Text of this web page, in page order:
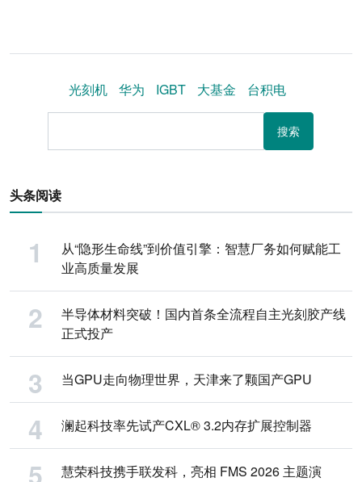
光刻机 华为 IGBT 大基金 台积电
搜索
头条阅读
从“隐形生命线”到价值引擎：智慧厂务如何赋能工
业高质量发展
半导体材料突破！国内首条全流程自主光刻胶产线
正式投产
当GPU走向物理世界，天津来了颗国产GPU
澜起科技率先试产CXL® 3.2内存扩展控制器
慧荣科技携手联发科，亮相 FMS 2026 主题演